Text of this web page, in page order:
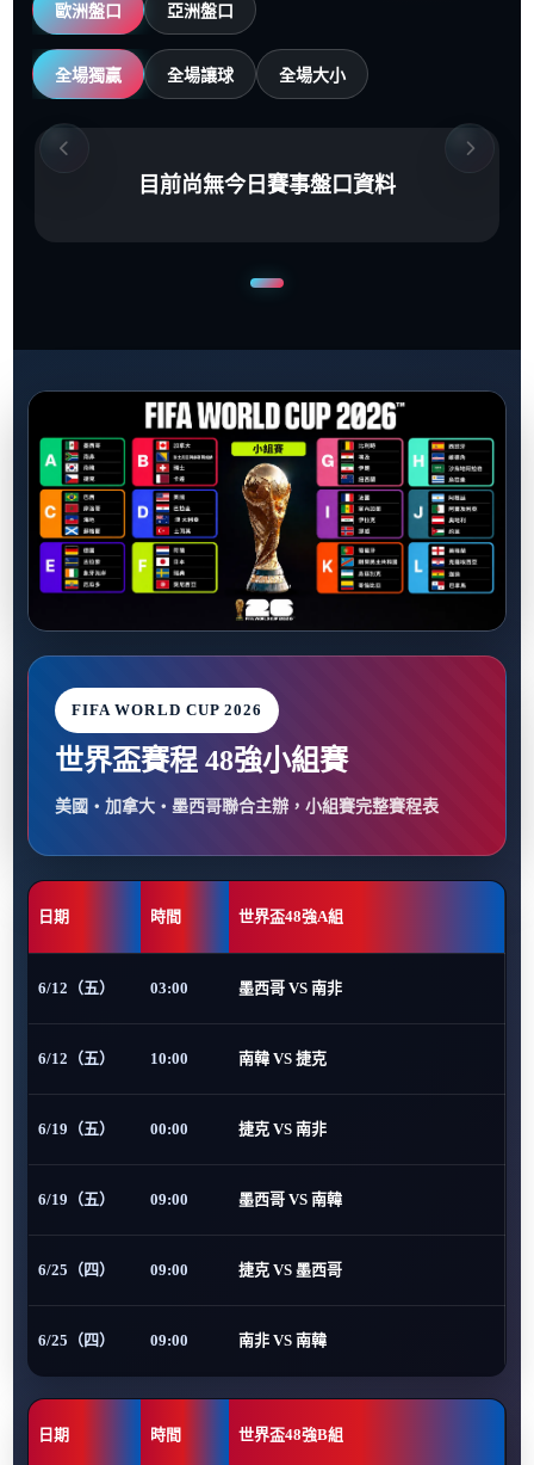
歐洲盤口 亞洲盤口
全場獨贏 全場讓球 全場大小
目前尚無今日賽事盤口資料
FIFA WORLD CUP 2026
世界盃賽程 48強小組賽
美國・加拿大・墨西哥聯合主辦，小組賽完整賽程表
日期 時間 世界盃48強A組
6/12（五） 03:00 墨西哥 VS 南非
6/12（五） 10:00 南韓 VS 捷克
6/19（五） 00:00 捷克 VS 南非
6/19（五） 09:00 墨西哥 VS 南韓
6/25（四） 09:00 捷克 VS 墨西哥
6/25（四） 09:00 南非 VS 南韓
日期 時間 世界盃48強B組